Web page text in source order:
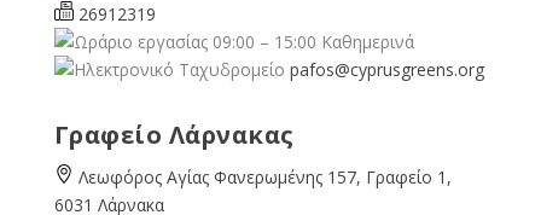
26912319
09:00 – 15:00 Καθημερινά
pafos@cyprusgreens.org
Γραφείο Λάρνακας
Λεωφόρος Αγίας Φανερωμένης 157, Γραφείο 1,
6031 Λάρνακα